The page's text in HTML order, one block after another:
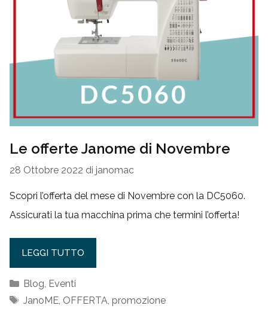
Le offerte Janome di Novembre
28 Ottobre 2022 di janomac
Scopri l’offerta del mese di Novembre con la DC5060.
Assicurati la tua macchina prima che termini l’offerta!
LEGGI TUTTO
Categorie
Blog, Eventi
Tag
JanoME, OFFERTA, promozione